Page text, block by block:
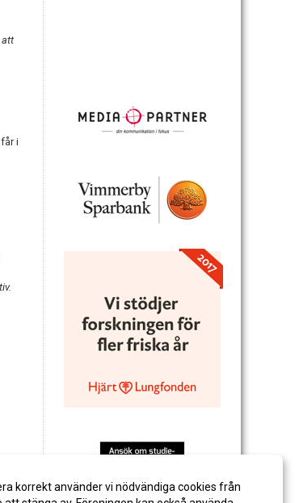
att
i
korrekt använder vi nödvändiga cookies från